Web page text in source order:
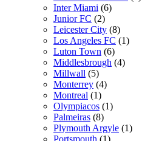
Inter Miami (6)
Junior FC (2)
Leicester City (8)
Los Angeles FC (1)
Luton Town (6)
Middlesbrough (4)
Millwall (5)
Monterrey (4)
Montreal (1)
Olympiacos (1)
Palmeiras (8)
Plymouth Argyle (1)